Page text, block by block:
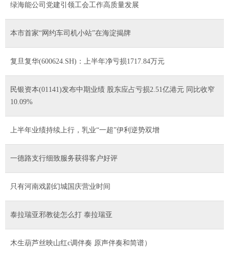
绿海能公司党建引领工会工作高质量发展
本市首家“网约车司机小站”在海淀揭牌
复旦复华(600624.SH)：上半年净亏损1717.84万元
民银资本(01141)发布中期业绩 股东应占亏损2.51亿港元 同比收窄
10.09%
上半年业绩持续上行，乳业“一超”伊利逆势双增
一德路支行细致服务获得客户好评
只有河南戏剧幻城国庆营业时间
泰拉瑞亚邪教徒怎么打 泰拉瑞亚
木生葫芦丝映山红c调伴奏 原声伴奏和简谱）